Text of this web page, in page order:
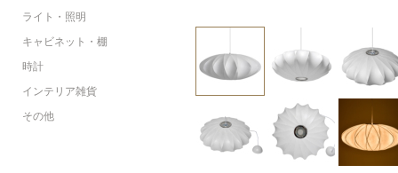
ライト・照明
キャビネット・棚
時計
インテリア雑貨
その他